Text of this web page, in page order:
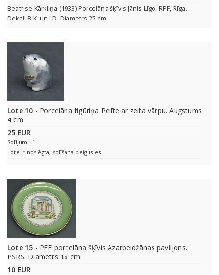
Beatrise Kārkliņa (1933) Porcelāna šķīvis Jānis Līgo. RPF, Rīga.
Dekoli B.K. un I.D. Diametrs 25 cm
Lote 10 - Porcelāna figūriņa Pelīte ar zelta vārpu. Augstums
4 cm
25 EUR
Solījumi: 1
Lote ir noslēgta, solīšana beigusies
Lote 15 - PFF porcelāna šķīvis Azarbeidžānas paviljons.
PSRS. Diametrs 18 cm
10 EUR